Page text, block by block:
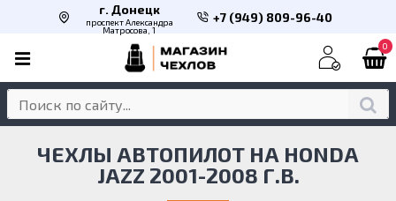
г. Донецк
проспект Александра
Матросова, 1
+7 (949) 809-96-40
0
ЧЕХЛЫ АВТОПИЛОТ НА HONDA
JAZZ 2001-2008 Г.В.